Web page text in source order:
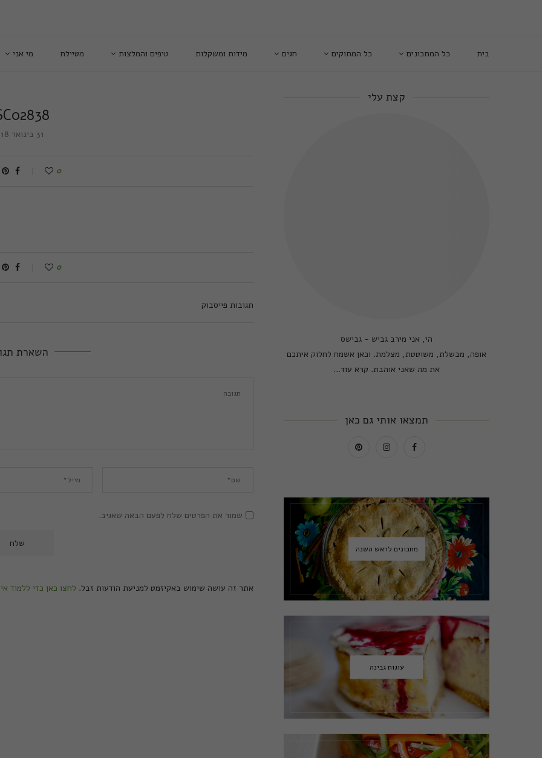
בית כל המתכונים כל המתוקים חגים מידות ומשקלות טיפים והמלצות מטיילת מי אני
31 בינואר 2018
0
0
תגובות פייסבוק
השארת
שמור את הפרטים שלח לפעם הבאה שאגיב.
אתר זה עושה שימוש באקיזמט למניעת הודעות זבל. לחצו כאן כדי ללמוד
קצת עלי
הי, אני מירב גביש - גבישס
אופה, מבשלת, משוטטת, מצלמת. וכאן אשמח לחלוק איתכם
את מה שאני אוהבת. קרא עוד...
תמצאו אותי גם כאן
מתכונים לראש השנה
עוגות גבינה